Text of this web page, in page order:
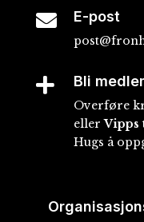
 E-post
 Bli
Overføre
ellerVipps
Hugs å